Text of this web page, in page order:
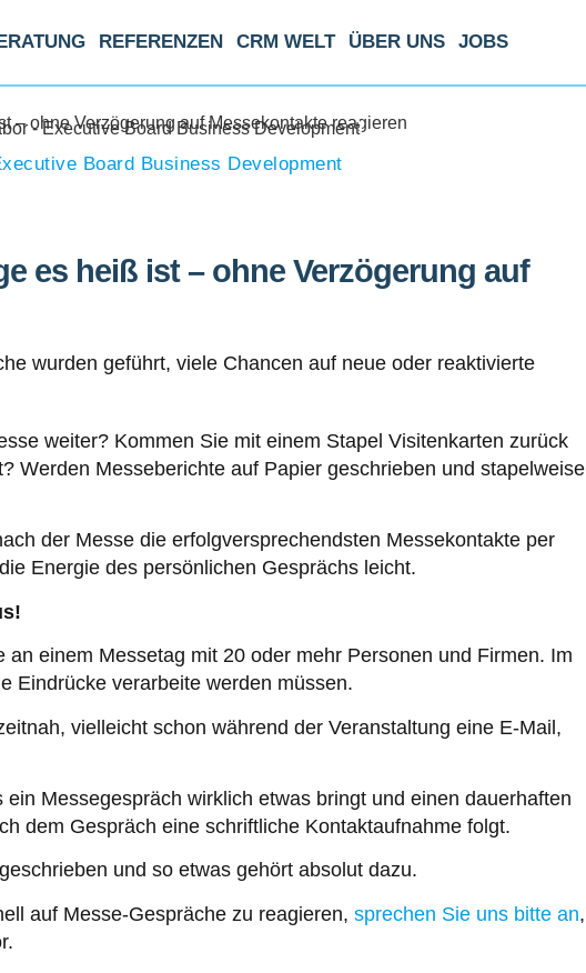
REFERENZEN CRM WELT ÜBER UNS JOBS
– ohne Verzögerung auf Messekontakte reagieren
Board Business Development
es heiß ist – ohne Verzögerung auf
wurden geführt, viele Chancen auf neue oder reaktivierte
weiter? Kommen Sie mit einem Stapel Visitenkarten zurück
Werden Messeberichte auf Papier geschrieben und stapelweise
der Messe die erfolgversprechendsten Messekontakte per
Energie des persönlichen Gesprächs leicht.
einem Messetag mit 20 oder mehr Personen und Firmen. Im
Eindrücke verarbeite werden müssen.
vielleicht schon während der Veranstaltung eine E-Mail,
Messegespräch wirklich etwas bringt und einen dauerhaften
dem Gespräch eine schriftliche Kontaktaufnahme folgt.
geschrieben und so etwas gehört absolut dazu.
auf Messe-Gespräche zu reagieren, sprechen Sie uns bitte an,